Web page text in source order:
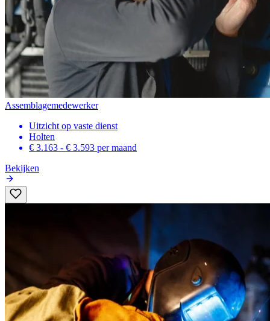
Assemblagemedewerker
Uitzicht op vaste dienst
Holten
€ 3.163 - € 3.593 per maand
Bekijken